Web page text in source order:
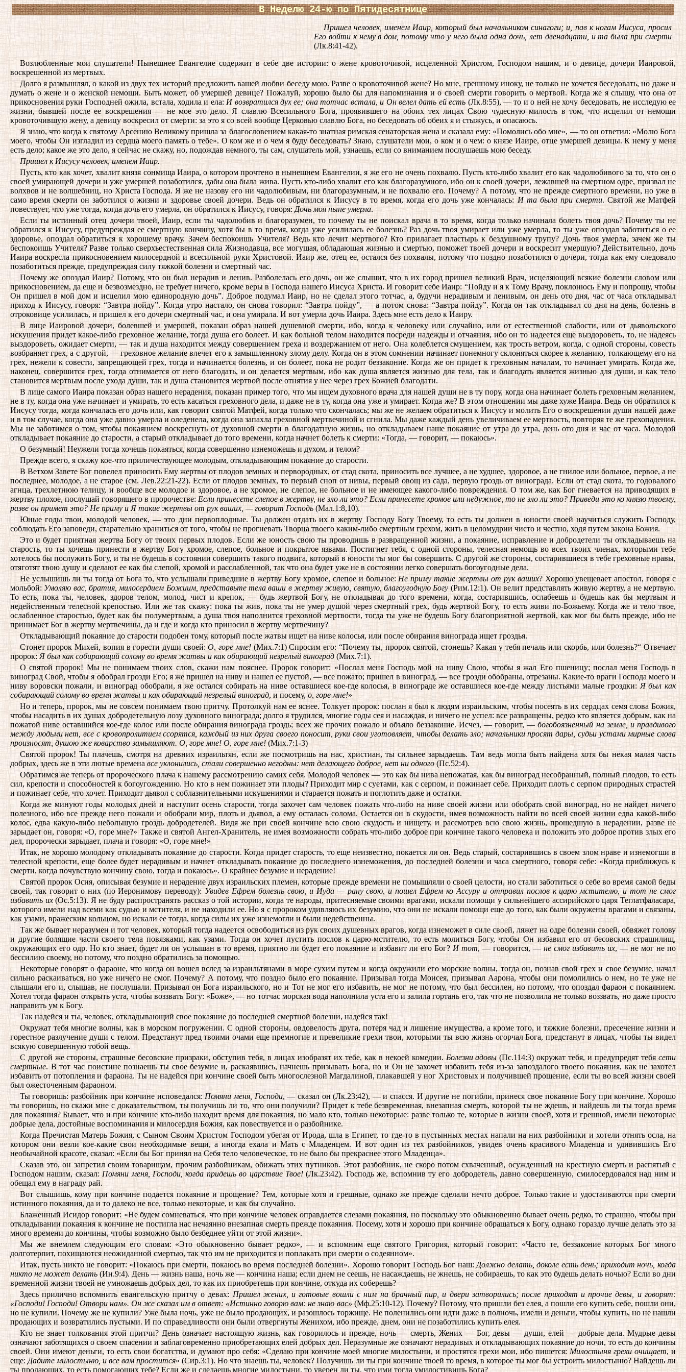
В Неделю 24-ю по Пятидесятнице
Пришел человек, именем Иаир, который был начальником синагоги; и, пав к ногам Иисуса, просил
Его войти к нему в дом, потому что у него была одна дочь, лет двенадцати, и та была при смерти
(Лк.8:41-42).
Возлюбленные мои слушатели! Нынешнее Евангелие содержит в себе две истории: о жене кровоточивой, исцеленной Христом, Господом нашим, и о девице, дочери Иаировой,
воскрешенной из мертвых.
Долго я размышлял, о какой из двух тех историй предложить вашей любви беседу мою. Разве о кровоточивой жене? Но мне, грешному иноку, не только не хочется беседовать, но даже и
думать о жене и о женской немощи. Быть может, об умершей девице? Пожалуй, хорошо было бы для напоминания и о своей смерти говорить о мертвой. Когда же я слышу, что она от
прикосновения руки Господней ожила, встала, ходила и ела:И возвратился дух ее; она тотчас встала, и Он велел дать ей есть (Лк.8:55), — то и о ней не хочу беседовать, не исследую ее
жизни, бывшей после ее воскрешения — не мое это дело. Я славлю Всесильного Бога, проявившего на обоих тех лицах Свою чудесную милость в том, что исцелил от немощи
кровоточившую жену, а девицу воскресил от смерти: за это я со всей вообще Церковью славлю Бога, но беседовать об обеих я и стыжусь, и опасаюсь.
Я знаю, что когда к святому Арсению Великому пришла за благословением какая-то знатная римская сенаторская жена и сказала ему: «Помолись обо мне», — то он ответил: «Молю Бога
моего, чтобы Он изгладил из сердца моего память о тебе». О ком же и о чем я буду беседовать? Знаю, слушатели мои, о ком и о чем: о князе Иаире, отце умершей девицы. К нему у меня
есть дело; какое же это дело, я сейчас не скажу, но, подождав немного, ты сам, слушатель мой, узнаешь, если со вниманием послушаешь мою беседу.
Пришел к Иисусу человек, именем Иаир.
Пусть, кто как хочет, хвалит князя сонмища Иаира, о котором прочтено в нынешнем Евангелии, я же его не очень похвалю. Пусть кто-либо хвалит его как чадолюбивого за то, что он о
своей умирающей дочери и уже умершей позаботился, дабы она была жива. Пусть кто-либо хвалит его как благоразумного, ибо он к своей дочери, лежавшей на смертном одре, призвал не
волхвов и не волшебниц, но Христа Господа. Я же не назову его ни чадолюбивым, ни благоразумным, и не похвалю его. Почему? А потому, что не прежде смертного времени, но уже в
само время смерти он заботился о жизни и здоровье своей дочери. Ведь он обратился к Иисусу в то время, когда его дочь уже кончалась: И та была при смерти. Святой же Матфей
повествует, что уже тогда, когда дочь его умерла, он обратился к Иисусу, говоря: Дочь моя ныне умерла.
Если ты истинный отец дочери твоей, Иаир, если ты чадолюбив и благоразумен, то почему ты не поискал врача в то время, когда только начинала болеть твоя дочь? Почему ты не
обратился к Иисусу, предупреждая ее смертную кончину, хотя бы в то время, когда уже усилилась ее болезнь? Раз дочь твоя умирает или уже умерла, то ты уже опоздал заботиться о ее
здоровье, опоздал обратиться к хорошему врачу. Зачем беспокоишь Учителя? Ведь кто лечит мертвого? Кто прилагает пластырь к бездушному трупу? Дочь твоя умерла, зачем же ты
беспокоишь Учителя? Разве только сверхъестественная сила Жизнодавца, все могущая, обладающая жизнью и смертью, поможет твоей дочери и воскресит умершую? Действительно, дочь
Иаира воскресла прикосновением милосердной и всесильной руки Христовой. Иаир же, отец ее, остался без похвалы, потому что поздно позаботился о дочери, тогда как ему следовало
позаботиться прежде, предупреждая силу тяжкой болезни и смертный час.
Почему же опоздал Иаир? Потому, что он был нерадив и ленив. Разболелась его дочь, он же слышит, что в их город пришел великий Врач, исцеляющий всякие болезни словом или
прикосновением, да еще и безвозмездно, не требует ничего, кроме веры в Господа нашего Иисуса Христа. И говорит себе Иаир: “Пойду и я к Тому Врачу, поклонюсь Ему и попрошу, чтобы
Он пришел в мой дом и исцелил мою единородную дочь”. Доброе подумал Иаир, но не сделал этого тотчас, а, будучи нерадивым и ленивым, он день ото дня, час от часа откладывал
приход к Иисусу, говоря: “Завтра пойду”. Когда утро настало, он снова говорил: “Завтра пойду”, — а потом снова: “Завтра пойду”. Когда он так откладывал со дня на день, болезнь в
отроковице усилилась, и пришел к его дочери смертный час, и она умирала. И вот умерла дочь Иаира. Здесь мне есть дело к Иаиру.
В лице Иаировой дочери, болевшей и умершей, показан образ нашей душевной смерти, ибо, когда к человеку или случайно, или от естественной слабости, или от дьявольского
искушения придет какое-либо греховное желание, тогда душа его болеет. И как больной телом находится посреди надежды и отчаяния, ибо он то надеется еще выздороветь, то, не надеясь
выздороветь, ожидает смерти, — так и душа находится между совершением греха и воздержанием от него. Она колеблется смущением, как трость ветром, когда, с одной стороны, совесть
возбраняет грех, а с другой, — греховное желание влечет его к замышленному злому делу. Когда он в этом сомнении начинает понемногу склоняться скорее к желанию, толкающему его на
грех, нежели к совести, запрещающей грех, тогда и начинается болезнь, и он болеет, пока не родит беззаконие. Когда же он придет к греховным началам, то начинает умирать. Когда же,
наконец, совершится грех, тогда отнимается от него благодать, и он делается мертвым, ибо как душа является жизнью для тела, так и благодать является жизнью для души, и как тело
становится мертвым после ухода души, так и душа становится мертвой после отнятия у нее через грех Божией благодати.
В лице самого Иаира показан образ нашего нерадения, показан пример того, что мы ищем духовного врача для нашей души не в ту пору, когда она начинает болеть греховным желанием,
не в ту, когда она уже начинает и умирать, то есть касаться греховного дела, и даже не в ту, когда она уже и умирает. Когда же? В этом отношении мы даже хуже Иаира. Ведь он обратился к
Иисусу тогда, когда кончалась его дочь или, как говорит святой Матфей, когда только что скончалась; мы же не желаем обратиться к Иисусу и молить Его о воскрешении души нашей даже
и в том случае, когда она уже давно умерла и оледенела, когда она запахла греховной мертвечиной и сгнила. Мы даже каждый день увеличиваем ее мертвость, повторяя те же грехопадения.
Мы не заботимся о том, чтобы покаянием воскреснуть от духовной смерти в благодатную жизнь, но откладываем наше покаяние от утра до утра, день ото дня и час от часа. Молодой
откладывает покаяние до старости, а старый откладывает до того времени, когда начнет болеть к смерти: «Тогда, — говорит, — покаюсь».
О безумный! Неужели тогда хочешь покаяться, когда совершенно изнеможешь и духом, и телом?
Прежде всего, я скажу кое-что приличествующее молодым, откладывающим покаяние до старости.
В Ветхом Завете Бог повелел приносить Ему жертвы от плодов земных и первородных, от стад скота, приносить все лучшее, а не худшее, здоровое, а не гнилое или больное, первое, а не
последнее, молодое, а не старое (см. Лев.22:21-22). Если от плодов земных, то первый сноп от нивы, первый овощ из сада, первую гроздь от винограда. Если от стад скота, то годовалого
агнца, трехлетнюю телицу, и вообще все молодое и здоровое, а не хромое, не слепое, не больное и не имеющее какого-либо повреждения. О том же, как Бог гневается на приводящих в
жертву плохое, послушай говорящего в пророчестве: Если принесете слепое в жертву, не зло ли это? Если принесете хромое или недужное, то не зло ли это? Приведи это ко князю твоему,
разве он примет это? Не приму и Я такие жертвы от рук ваших, — говорит Господь (Мал.1:8,10).
Юные годы твои, молодой человек, — это дни первоплодные. Ты должен отдать их в жертву Господу Богу Твоему, то есть ты должен в юности своей научиться служить Господу,
соблюдать Его заповеди, старательно храниться от того, чтобы не прогневать Творца твоего каким-либо смертным грехом, жить в целомудрии чисто и честно, ходя путем закона Божия.
Это и будет приятная жертва Богу от твоих первых плодов. Если же юность свою ты проводишь в развращенной жизни, а покаяние, исправление и добродетели ты откладываешь на
старость, то ты хочешь принести в жертву Богу хромое, слепое, больное и покрытое язвами. Постигнет тебя, с одной стороны, телесная немощь во всех твоих членах, которыми тебе
хотелось бы послужить Богу, и ты не будешь в состоянии совершить такого подвига, который в юности ты мог бы совершить. С другой же стороны, состарившиеся в тебе греховные нравы,
отяготят твою душу и сделают ее как бы слепой, хромой и расслабленной, так что она будет уже не в состоянии легко совершать богоугодные дела.
Не услышишь ли ты тогда от Бога то, что услышали приведшие в жертву Богу хромое, слепое и больное: Не приму такие жертвы от рук ваших? Хорошо увещевает апостол, говоря с
мольбой: Умоляю вас, братия, милосердием Божиим, представьте тела ваши в жертву живую, святую, благоугодную Богу(Рим.12:1). Он велит представлять живую жертву, а не мертвую.
То есть, пока ты, человек, здоров телом, молод, чист и крепок, — будь жертвой Богу, не откладывая до того времени, когда, состарившись, ослабеешь и будешь как бы мертвым и
недейственным телесной крепостью. Или же так скажу: пока ты жив, пока ты не умер душой через смертный грех, будь жертвой Богу, то есть живи по-Божьему. Когда же и тело твое,
ослабленное старостью, будет как бы полумертвым, а душа твоя наполнится греховной мертвости, тогда ты уже не будешь Богу благоприятной жертвой, как мог бы быть прежде, ибо не
принимает Бог в жертву мертвечины, да и где и когда кто приносил в жертву мертвечину?
Откладывающий покаяние до старости подобен тому, который после жатвы ищет на ниве колосья, или после обирания винограда ищет гроздья.
Стонет пророк Михей, вопия в горести души своей:О, горе мне!(Мих.7:1) Спросим его: “Почему ты, пророк святой, стонешь? Какая у тебя печаль или скорбь, или болезнь?“ Отвечает
пророк:Я был как собирающий солому во время жатвы и как обирающий незрелый виноград(Мих.7:1).
О святой пророк! Мы не понимаем твоих слов, скажи нам пояснее. Пророк говорит: «Послал меня Господь мой на ниву Свою, чтобы я жал Его пшеницу; послал меня Господь в
виноград Свой, чтобы я обобрал грозди Его; я же пришел на ниву и нашел ее пустой, — все пожато; пришел в виноград, — все грозди обобраны, отрезаны. Какие-то враги Господа моего и
ниву воровски пожали, и виноград обобрали, я же остался собирать на ниве оставшиеся кое-где колосья, в винограде же оставшиеся кое-где между листьями малые гроздки:Я был как
собирающий солому во время жатвы и как обирающий незрелый виноград, и посему, о, горе мне!»
Но и теперь, пророк, мы не совсем понимаем твою притчу. Протолкуй нам ее яснее. Толкует пророк: послан я был к людям израильским, чтобы посеять в их сердцах семя слова Божия,
чтобы насадить в их душах добродетельную лозу духовного винограда; долго я трудился, многие годы сея и насаждая, и ничего не успел: все развращены, редко кто является добрым, как на
пожатой ниве оставшийся кое-где колос или после обирания винограда гроздь; всех же прочих пожало и объяло беззаконие. Исчез, — говорит, —богобоязненный на земле, и правдивого
между людьми нет, все с кровопролитием ссорятся, каждый из них друга своего поносит, руки свои уготовляет, чтобы делать зло; начальники просят дары, судьи устами мирные слова
произносят, душою же коварство замышляют. О, горе мне! О, горе мне!(Мих.7:1-3)
Святой пророк! Ты плачешь, смотря на древних израильтян, если же посмотришь на нас, христиан, ты сильнее зарыдаешь. Там ведь могла быть найдена хотя бы некая малая часть
добрых, здесь же в эти лютые времена все уклонились, стали совершенно негодны: нет делающего доброе, нет ни одного(Пс.52:4).
Обратимся же теперь от пророческого плача к нашему рассмотрению самих себя. Молодой человек — это как бы нива непожатая, как бы виноград несобранный, полный плодов, то есть
сил, крепости и способностей к богоугождению. Но кто в нем пожинает эти плоды? Приходит мир с суетами, как с серпом, и пожинает себе. Приходит плоть с серпом природных страстей
и пожинает себе, что хочет. Приходит дьявол с соблазнительными искушениями и старается пожать и поглотить даже и остатки.
Когда же минуют годы молодых дней и наступит осень старости, тогда захочет сам человек пожать что-либо на ниве своей жизни или обобрать свой виноград, но не найдет ничего
полезного, ибо все прежде него пожали и обобрали мир, плоть и дьявол, а ему осталась солома. Остается он в скудости, имея возможность найти во всей своей жизни едва какой-либо
колос, едва какую-либо небольшую гроздь добродетелей. Видя же при своей кончине всю свою скудость и нищету, и рассмотрев всю свою жизнь, прошедшую в нерадении, разве не
зарыдает он, говоря: «О, горе мне?» Также и святой Ангел-Хранитель, не имея возможности собрать что-либо доброе при кончине такого человека и положить это доброе против злых его
дел, пророчески зарыдает, плача и говоря: «О, горе мне!»
Итак, не хорошо молодому откладывать покаяние до старости. Когда придет старость, то еще неизвестно, покается ли он. Ведь старый, состарившись в своем злом нраве и изнемогши в
телесной крепости, еще более будет нерадивым и начнет откладывать покаяние до последнего изнеможения, до последней болезни и часа смертного, говоря себе: «Когда приближусь к
смерти, когда почувствую кончину свою, тогда и покаюсь». О крайнее безумие и нерадение!
Святой пророк Осия, описывая безумие и нерадение двух израильских племен, которые прежде времени не помышляли о своей целости, но стали заботиться о себе во время самой беды
своей, так говорит о них (по Иеронимову переводу): Увидев Ефрем болезнь свою, и Иуда — рану свою, и пошел Ефрем ко Ассуру и отправил послов к царю мстителю, и тот не смог
избавить их(Ос.5:13). Я не буду распространять рассказ о той истории, когда те народы, притесняемые своими врагами, искали помощи у сильнейшего ассирийского царя Теглатфаласара,
которого имели над всеми как судью и мстителя, и не находили ее. Но я с пророком удивляюсь их безумию, что они не искали помощи еще до того, как были окружены врагами и связаны,
как узами, вражеским кольцом, но искали ее тогда, когда силы их уже изнемогли и были недейственны.
Так же бывает неразумен и тот человек, который тогда надеется освободиться из рук своих душевных врагов, когда изнеможет в силе своей, ляжет на одре болезни своей, обвяжет голову
и другие болящие части своего тела повязками, как узами. Тогда он хочет пустить послов к царю-мстителю, то есть молиться Богу, чтобы Он избавил его от бесовских страшилищ,
окружающих его одр. Но кто знает, будет ли он услышан в то время, приятно ли будет его покаяние и избавит ли его Бог? И тот, — говорится, —не смог избавить их, — не мог не по
бессилию своему, но потому, что поздно обратились за помощью.
Некоторые говорят о фараоне, что когда он вошел вслед за израильтянами в море сухим путем и когда окружили его морские волны, тогда он, познав свой грех и свое безумие, начал
сильно раскаиваться, но уже ничего не смог. Почему? А потому, что поздно было его покаяние. Призывал тогда Моисея, призывал Аарона, чтобы они помолились о нем, но те уже не
слышали его и, слышав, не послушали. Призывал он Бога израильского, но и Тот не мог его избавить, не мог не потому, что был бессилен, но потому, что опоздал фараон с покаянием.
Хотел тогда фараон открыть уста, чтобы воззвать Богу: «Боже», — но тотчас морская вода наполнила уста его и залила гортань его, так что не позволила не только воззвать, но даже просто
направить ум к Богу.
Так надейся и ты, человек, откладывающий свое покаяние до последней смертной болезни, надейся так!
Окружат тебя многие волны, как в морском погружении. С одной стороны, овдовелость друга, потеря чад и лишение имущества, а кроме того, и тяжкие болезни, пресечение жизни и
горестное разлучение души с телом. Предстанут пред твоими очами еще премногие и превеликие грехи твои, которыми ты всю жизнь огорчал Бога, предстанут в лицах, чтобы ты видел
всякую совершенную тобой вещь.
С другой же стороны, страшные бесовские призраки, обступив тебя, в лицах изобразят их тебе, как в некоей комедии. Болезни адовы(Пс.114:3) окружат тебя, и предупредят тебясети
смертные. В тот час поистине познаешь ты свое безумие и, раскаявшись, начнешь призывать Бога, но и Он не захочет избавить тебя из-за запоздалого твоего покаяния, как не захотел
избавить от потопления и фараона. Ты не надейся при кончине своей быть многослезной Магдалиной, плакавшей у ног Христовых и получившей прощение, если ты во всей жизни своей
был ожесточенным фараоном.
Ты говоришь: разбойник при кончине исповедался: Помяни меня, Господи, — сказал он (Лк.23:42), — и спасся. И другие не погибли, принеся свое покаяние Богу при кончине. Хорошо
ты говоришь, но скажи мне с доказательством, ты получишь ли то, что они получили? Придет к тебе безвременная, внезапная смерть, которой ты не ждешь, и найдешь ли ты тогда время
для покаяния? Бывает, что и при кончине кто-либо находит время для покаяния, но мало кто, только некоторые: разве только те, которые в жизни своей, хотя и грешной, имели некоторые
добрые дела, достойные воспоминания и милосердия Божия, как повествуется и о разбойнике.
Когда Пречистая Матерь Божия, с Сыном Своим Христом Господом убегая от Ирода, шла в Египет, то где-то в пустынных местах напали на них разбойники и хотели отнять осла, на
котором они везли кое-какие свои необходимые вещи, а иногда ехала и Мать с Младенцем. И вот один из тех разбойников, увидев очень красивого Младенца и удивившись Его
необычайной красоте, сказал: «Если бы Бог принял на Себя тело человеческое, то не было бы прекраснее этого Младенца».
Сказав это, он запретил своим товарищам, прочим разбойникам, обижать этих путников. Этот разбойник, не скоро потом схваченный, осужденный на крестную смерть и распятый с
Господом нашим, сказал: Помяни меня, Господи, когда придешь во царствие Твое!(Лк.23:42). Господь же, вспомнив ту его добродетель, давно совершенную, смилосердовался над ним и
обещал ему в награду рай.
Вот слышишь, кому при кончине подается покаяние и прощение? Тем, которые хотя и грешные, однако же прежде сделали нечто доброе. Только такие и удостаиваются при смерти
истинного покаяния, да и то далеко не все, только некоторые, и как бы случайно.
Блаженный Исидор говорит: «Не будем сомневаться, что при кончине человек оправдается слезами покаяния, но поскольку это обыкновенно бывает очень редко, то страшно, чтобы при
откладывании покаяния к кончине не постигла нас нечаянно внезапная смерть прежде покаяния. Посему, хотя и хорошо при кончине обращаться к Богу, однако гораздо лучше делать это за
много времени до кончины, чтобы возможно было безбеднее уйти от этой жизни».
Мы же внемлем следующим его словам: «Это обыкновенно бывает редко», — и вспомним еще святого Григория, который говорит: «Часто те, беззаконие которых Бог много
долготерпит, похищаются неожиданной смертью, так что им не приходится и поплакать при смерти о содеянном».
Итак, пусть никто не говорит: «Покаюсь при смерти, покаюсь во время последней болезни». Хорошо говорит Господь Бог наш: Должно делать, доколе есть день; приходит ночь, когда
никто не может делать(Ин.9:4). День — жизнь наша, ночь же — кончина наша; если днем не сеешь, не насаждаешь, не жнешь, не собираешь, то как это будешь делать ночью? Если во дни
временной жизни твоей не умножаешь добрых дел, то как их приобретешь при кончине, откуда их соберешь?
Здесь прилично вспомнить евангельскую притчу о девах: Пришел жених, и готовые вошли с ним на брачный пир, и двери затворились; после приходят и прочие девы, и говорят:
«Господи! Господи! Отвори нам». Он же сказал им в ответ: «Истинно говорю вам: не знаю вас»(Мф.25:10-12). Почему? Потому, что пришли без елея, а пошли его купить себе, пошли они,
но не купили. Почему же не купили? Уже была ночь, уже не было продающих, и разошлось торжище. Не поленились они идти даже в полночь, имели и деньги, чтобы купить, но не нашли
продающих и возвратились пустыми. И по справедливости они были отвергнуты Женихом, ибо прежде, днем, они не позаботились купить елея.
Кто не знает толкования этой притчи? День означает настоящую жизнь, как говорилось и прежде, ночь — смерть, Жених — Бог, девы — души, елей — добрые дела. Мудрые девы
означают заботящихся о своем спасении и заблаговременно приобретающих елей добрых дел. Неразумные же означают нерадивых и откладывающих покаяние до ночи, то есть до кончины
своей. Они имеют деньги, то есть свои богатства, и думают про себя: «Сделаю при кончине моей многие милостыни, и простятся грехи мои, ибо пишется: Милостыня грехи очищает, и
еще: Дадите милостыню, и все вам простится» (Сир.3:1). Но что знаешь ты, человек? Получишь ли ты при кончине твоей то время, в которое ты мог бы устроить милостыню? Найдешь ли
ты продающих, то есть помогающих тебе? Если же и сделаешь многие милостыни, то уверен ли ты, что ими тогда умилостивишь Бога?